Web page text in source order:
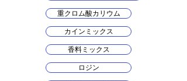
重クロム酸カリウム
カインミックス
香料ミックス
ロジン